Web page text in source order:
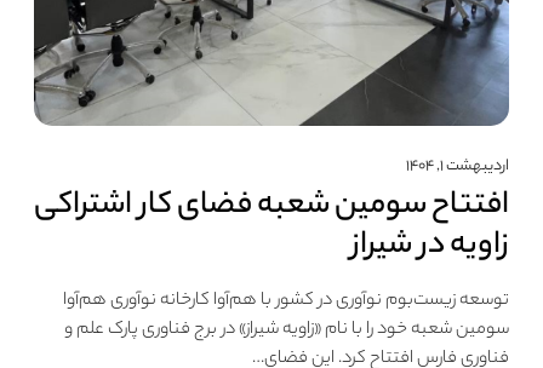
اردیبهشت ۱, ۱۴۰۴
افتتاح سومین شعبه فضای کار اشتراکی
زاویه در شیراز
توسعه زیست‌بوم نوآوری در کشور با هم‌آوا کارخانه نوآوری هم‌آوا
سومین شعبه خود را با نام «زاویه شیراز» در برج فناوری پارک علم و
فناوری فارس افتتاح کرد. این فضای…